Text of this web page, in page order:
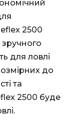
2500
для ловлі
до
та
2500 буде